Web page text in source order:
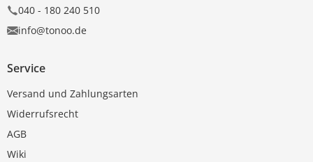
040 - 180 240 510
info@tonoo.de
Service
Versand und Zahlungsarten
Widerrufsrecht
AGB
Wiki